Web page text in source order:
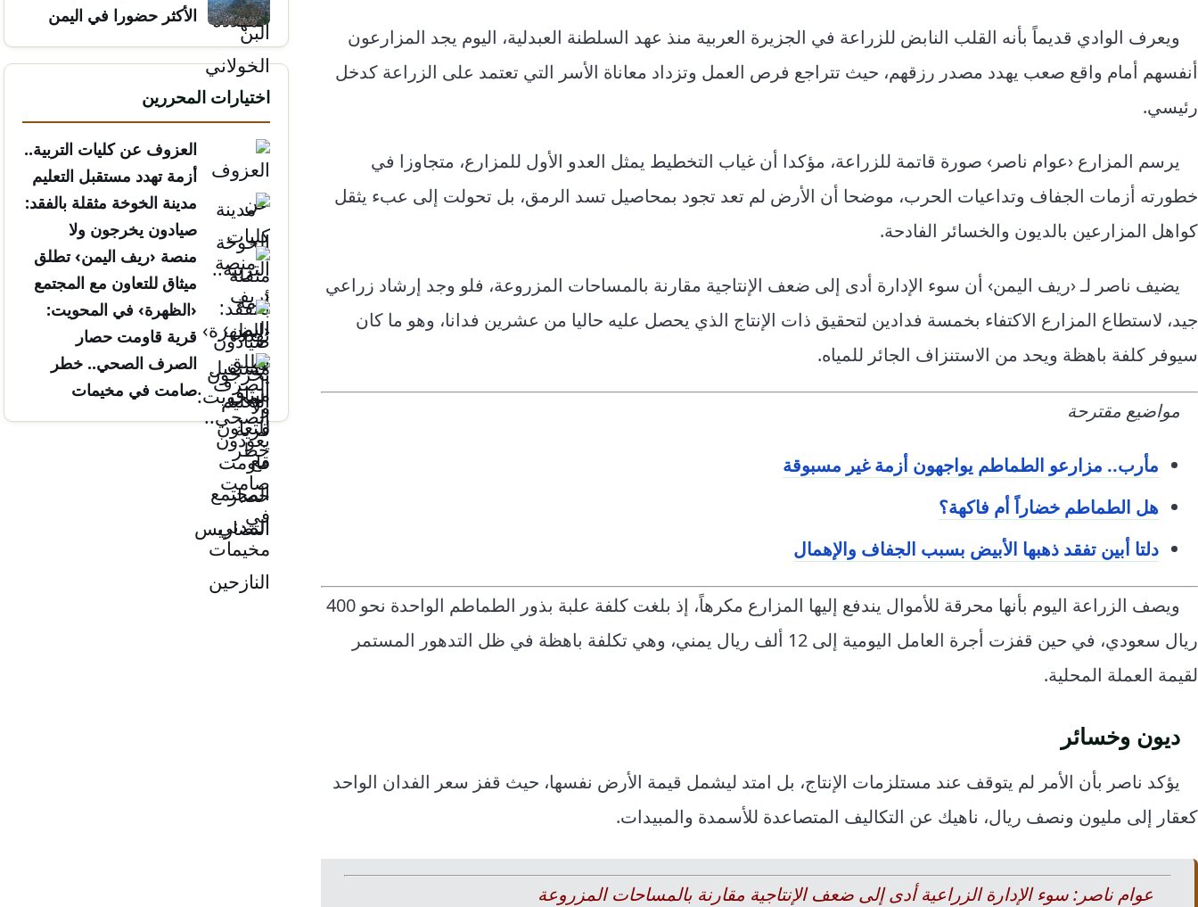
ويعرف الوادي قديماً بأنه القلب النابض للزراعة في الجزيرة العربية منذ عهد السلطنة العبدلية، اليوم يجد المزارعون
أنفسهم أمام واقع صعب يهدد مصدر رزقهم، حيث تتراجع فرص العمل وتزداد معاناة الأسر التي تعتمد على الزراعة كدخل
رئيسي.
يرسم المزارع ‹عوام ناصر› صورة قاتمة للزراعة، مؤكدا أن غياب التخطيط يمثل العدو الأول للمزارع، متجاوزا في
خطورته أزمات الجفاف وتداعيات الحرب، موضحا أن الأرض لم تعد تجود بمحاصيل تسد الرمق، بل تحولت إلى عبء يثقل
كواهل المزارعين بالديون والخسائر الفادحة.
يضيف ناصر لـ ‹ريف اليمن› أن سوء الإدارة أدى إلى ضعف الإنتاجية مقارنة بالمساحات المزروعة، فلو وجد إرشاد زراعي
جيد، لاستطاع المزارع الاكتفاء بخمسة فدادين لتحقيق ذات الإنتاج الذي يحصل عليه حاليا من عشرين فدانا، وهو ما كان
سيوفر كلفة باهظة ويحد من الاستنزاف الجائر للمياه.
مواضيع مقترحة
مأرب.. مزارعو الطماطم يواجهون أزمة غير مسبوقة
هل الطماطم خضاراً أم فاكهة؟
دلتا أبين تفقد ذهبها الأبيض بسبب الجفاف والإهمال
ويصف الزراعة اليوم بأنها محرقة للأموال يندفع إليها المزارع مكرهاً، إذ بلغت كلفة علبة بذور الطماطم الواحدة نحو 400
ريال سعودي، في حين قفزت أجرة العامل اليومية إلى 12 ألف ريال يمني، وهي تكلفة باهظة في ظل التدهور المستمر
لقيمة العملة المحلية.
ديون وخسائر
يؤكد ناصر بأن الأمر لم يتوقف عند مستلزمات الإنتاج، بل امتد ليشمل قيمة الأرض نفسها، حيث قفز سعر الفدان الواحد
كعقار إلى مليون ونصف ريال، ناهيك عن التكاليف المتصاعدة للأسمدة والمبيدات.
عوام ناصر: سوء الإدارة الزراعية أدى إلى ضعف الإنتاجية مقارنة بالمساحات المزروعة
الأكثر حضورا في اليمن
اختيارات المحررين
العزوف عن كليات التربية..
أزمة تهدد مستقبل التعليم
مدينة الخوخة مثقلة بالفقد:
صيادون يخرجون ولا
يعودون
منصة ‹ريف اليمن› تطلق
ميثاق للتعاون مع المجتمع
المدني
‹الظهرة› في المحويت:
قرية قاومت حصار
التضاريس
الصرف الصحي.. خطر
صامت في مخيمات
النازحين